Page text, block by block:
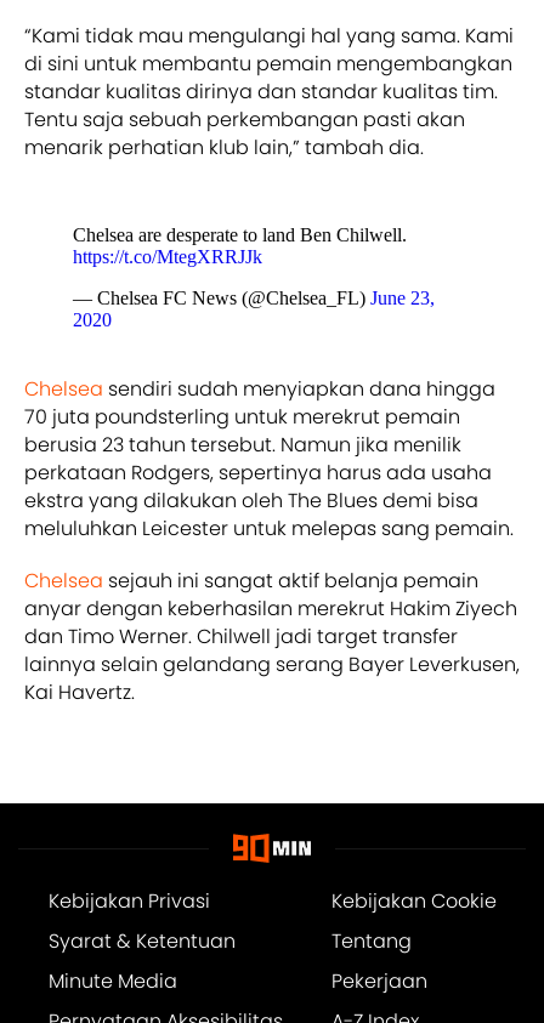
“Kami tidak mau mengulangi hal yang sama. Kami
di sini untuk membantu pemain mengembangkan
standar kualitas dirinya dan standar kualitas tim.
Tentu saja sebuah perkembangan pasti akan
menarik perhatian klub lain,” tambah dia.
Chelsea are desperate to land Ben Chilwell.
https://t.co/MtegXRRJJk
— Chelsea FC News (@Chelsea_FL) June 23,
2020
Chelsea sendiri sudah menyiapkan dana hingga
70 juta poundsterling untuk merekrut pemain
berusia 23 tahun tersebut. Namun jika menilik
perkataan Rodgers, sepertinya harus ada usaha
ekstra yang dilakukan oleh The Blues demi bisa
meluluhkan Leicester untuk melepas sang pemain.
Chelsea sejauh ini sangat aktif belanja pemain
anyar dengan keberhasilan merekrut Hakim Ziyech
dan Timo Werner. Chilwell jadi target transfer
lainnya selain gelandang serang Bayer Leverkusen,
Kai Havertz.
Kebijakan Privasi
Kebijakan Cookie
Syarat & Ketentuan
Tentang
Minute Media
Pekerjaan